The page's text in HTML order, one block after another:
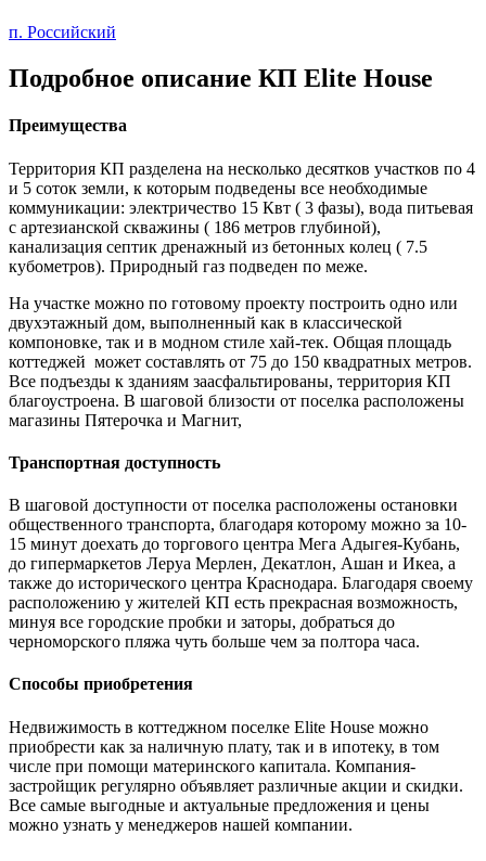
п. Российский
Подробное описание КП Elite House
Преимущества
Территория КП разделена на несколько десятков участков по 4
и 5 соток земли, к которым подведены все необходимые
коммуникации: электричество 15 Квт ( 3 фазы), вода питьевая
с артезианской скважины ( 186 метров глубиной),
канализация септик дренажный из бетонных колец ( 7.5
кубометров). Природный газ подведен по меже.
На участке можно по готовому проекту построить одно или
двухэтажный дом, выполненный как в классической
компоновке, так и в модном стиле хай-тек. Общая площадь
коттеджей может составлять от 75 до 150 квадратных метров.
Все подъезды к зданиям заасфальтированы, территория КП
благоустроена. В шаговой близости от поселка расположены
магазины Пятерочка и Магнит,
Транспортная доступность
В шаговой доступности от поселка расположены остановки
общественного транспорта, благодаря которому можно за 10-
15 минут доехать до торгового центра Мега Адыгея-Кубань,
до гипермаркетов Леруа Мерлен, Декатлон, Ашан и Икеа, а
также до исторического центра Краснодара. Благодаря своему
расположению у жителей КП есть прекрасная возможность,
минуя все городские пробки и заторы, добраться до
черноморского пляжа чуть больше чем за полтора часа.
Способы приобретения
Недвижимость в коттеджном поселке Elite House можно
приобрести как за наличную плату, так и в ипотеку, в том
числе при помощи материнского капитала. Компания-
застройщик регулярно объявляет различные акции и скидки.
Все самые выгодные и актуальные предложения и цены
можно узнать у менеджеров нашей компании.